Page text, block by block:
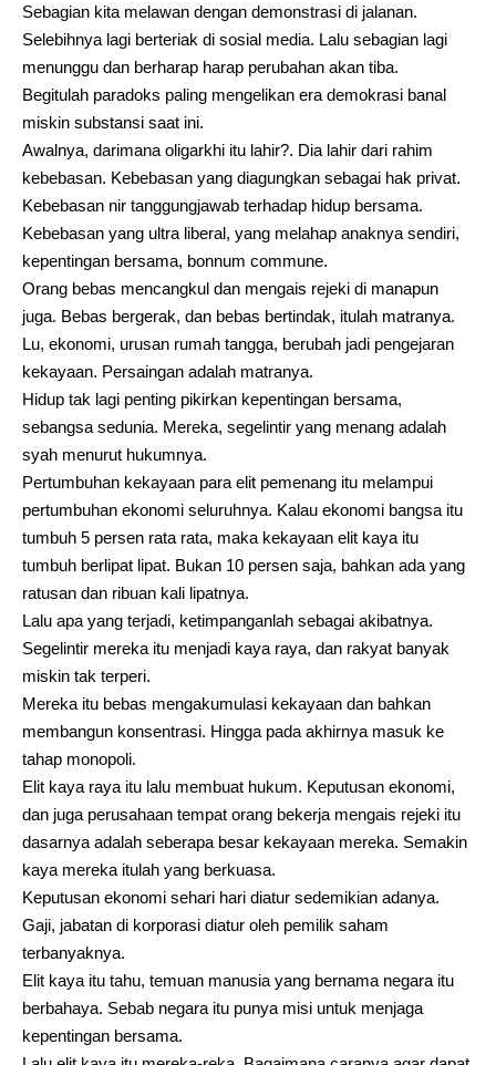
Sebagian kita melawan dengan demonstrasi di jalanan.
Selebihnya lagi berteriak di sosial media. Lalu sebagian lagi
menunggu dan berharap harap perubahan akan tiba.
Begitulah paradoks paling mengelikan era demokrasi banal
miskin substansi saat ini.
Awalnya, darimana oligarkhi itu lahir?. Dia lahir dari rahim
kebebasan. Kebebasan yang diagungkan sebagai hak privat.
Kebebasan nir tanggungjawab terhadap hidup bersama.
Kebebasan yang ultra liberal, yang melahap anaknya sendiri,
kepentingan bersama, bonnum commune.
Orang bebas mencangkul dan mengais rejeki di manapun
juga. Bebas bergerak, dan bebas bertindak, itulah matranya.
Lu, ekonomi, urusan rumah tangga, berubah jadi pengejaran
kekayaan. Persaingan adalah matranya.
Hidup tak lagi penting pikirkan kepentingan bersama,
sebangsa sedunia. Mereka, segelintir yang menang adalah
syah menurut hukumnya.
Pertumbuhan kekayaan para elit pemenang itu melampui
pertumbuhan ekonomi seluruhnya. Kalau ekonomi bangsa itu
tumbuh 5 persen rata rata, maka kekayaan elit kaya itu
tumbuh berlipat lipat. Bukan 10 persen saja, bahkan ada yang
ratusan dan ribuan kali lipatnya.
Lalu apa yang terjadi, ketimpanganlah sebagai akibatnya.
Segelintir mereka itu menjadi kaya raya, dan rakyat banyak
miskin tak terperi.
Mereka itu bebas mengakumulasi kekayaan dan bahkan
membangun konsentrasi. Hingga pada akhirnya masuk ke
tahap monopoli.
Elit kaya raya itu lalu membuat hukum. Keputusan ekonomi,
dan juga perusahaan tempat orang bekerja mengais rejeki itu
dasarnya adalah seberapa besar kekayaan mereka. Semakin
kaya mereka itulah yang berkuasa.
Keputusan ekonomi sehari hari diatur sedemikian adanya.
Gaji, jabatan di korporasi diatur oleh pemilik saham
terbanyaknya.
Elit kaya itu tahu, temuan manusia yang bernama negara itu
berbahaya. Sebab negara itu punya misi untuk menjaga
kepentingan bersama.